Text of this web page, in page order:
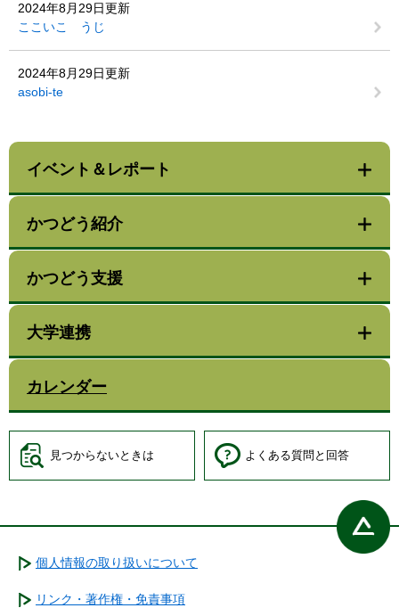
2024年8月29日更新
ここいこ うじ
2024年8月29日更新
asobi-te
イベント＆レポート
かつどう紹介
かつどう支援
大学連携
カレンダー
見つからないときは よくある質問と回答
個人情報の取り扱いについて
リンク・著作権・免責事項